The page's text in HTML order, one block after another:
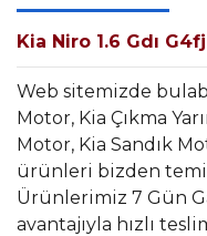
Kia Niro 1.6 Gdı
Web sitemizde
Motor, Kia Çıkma
Motor, Kia Sandık
ürünleri bizden
Ürünlerimiz 7 Gün
avantajıyla hızlı